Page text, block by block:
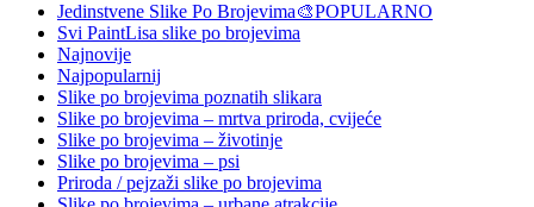
Jedinstvene Slike Po Brojevima🎨POPULARNO
Svi PaintLisa slike po brojevima
Najnovije
Najpopularnij
Slike po brojevima poznatih slikara
Slike po brojevima – mrtva priroda, cvijeće
Slike po brojevima – životinje
Slike po brojevima – psi
Priroda / pejzaži slike po brojevima